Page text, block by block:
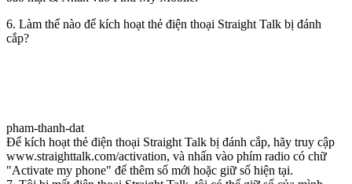
6. Làm thế nào để kích hoạt thẻ điện thoại Straight Talk bị đánh
cắp?
pham-thanh-dat
Để kích hoạt thẻ điện thoại Straight Talk bị đánh cắp, hãy truy cập
www.straighttalk.com/activation, và nhấn vào phím radio có chữ
"Activate my phone" để thêm số mới hoặc giữ số hiện tại.